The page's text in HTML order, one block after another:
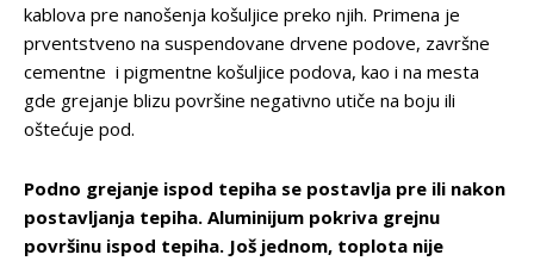
kablova pre nanošenja košuljice preko njih. Primena je
prventstveno na suspendovane drvene podove, završne
cementne i pigmentne košuljice podova, kao i na mesta
gde grejanje blizu površine negativno utiče na boju ili
oštećuje pod.
Podno grejanje ispod tepiha se postavlja pre ili nakon
postavljanja tepiha. Aluminijum pokriva grejnu
površinu ispod tepiha. Još jednom, toplota nije